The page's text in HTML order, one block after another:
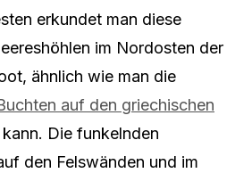
erkundet man diese
im Nordosten der
ähnlich wie man die
auf den griechischen
Die funkelnden
den Felswänden und im